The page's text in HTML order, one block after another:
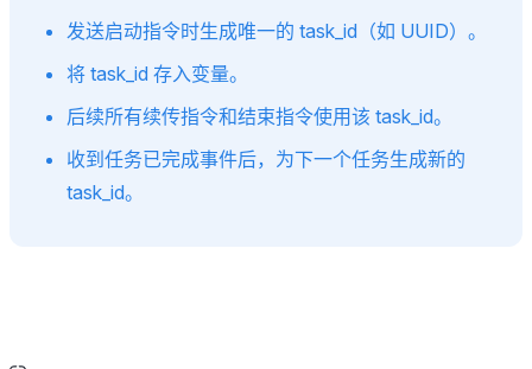
发送启动指令时生成唯一的 task_id（如 UUID）。
将 task_id 存入变量。
后续所有续传指令和结束指令使用该 task_id。
收到任务已完成事件后，为下一个任务生成新的
task_id。